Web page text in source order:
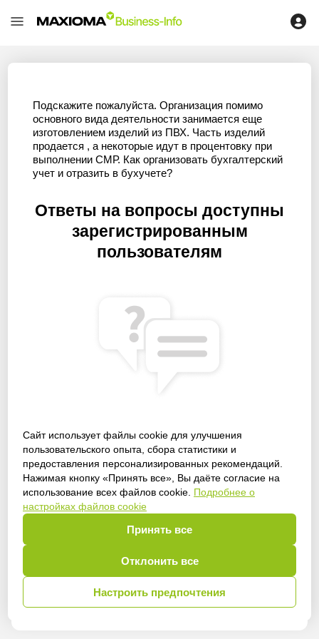
Сайт использует файлы cookie для улучшения
пользовательского опыта, сбора статистики и
предоставления персонализированных рекомендаций.
Нажимая кнопку «Принять все», Вы даёте согласие на
использование всех файлов cookie. Подробнее о
настройках файлов cookie
Принять все
Отклонить все
Настроить предпочтения
Подскажите пожалуйста. Организация помимо
основного вида деятельности занимается еще
изготовлением изделий из ПВХ. Часть изделий
продается , а некоторые идут в процентовку при
выполнении СМР. Как организовать бухгалтерский
учет и отразить в бухучете?
Ответы на вопросы доступны
зарегистрированным
пользователям
Получить доступ